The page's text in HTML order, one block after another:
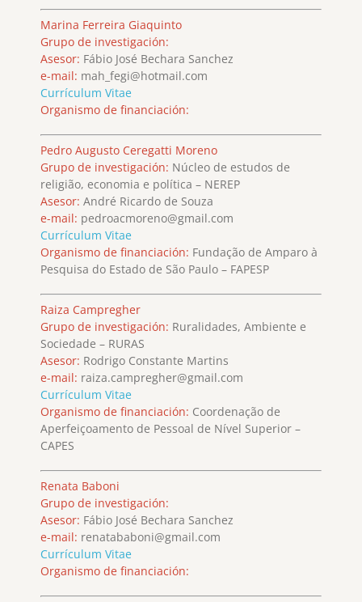
Marina Ferreira Giaquinto
Grupo de investigación:
Asesor: Fábio José Bechara Sanchez
e-mail: mah_fegi@hotmail.com
Currículum Vitae
Organismo de financiación:
Pedro Augusto Ceregatti Moreno
Grupo de investigación: Núcleo de estudos de
religião, economia e política – NEREP
Asesor: André Ricardo de Souza
e-mail: pedroacmoreno@gmail.com
Currículum Vitae
Organismo de financiación: Fundação de Amparo à
Pesquisa do Estado de São Paulo – FAPESP
Raiza Campregher
Grupo de investigación: Ruralidades, Ambiente e
Sociedade – RURAS
Asesor: Rodrigo Constante Martins
e-mail: raiza.campregher@gmail.com
Currículum Vitae
Organismo de financiación: Coordenação de
Aperfeiçoamento de Pessoal de Nível Superior –
CAPES
Renata Baboni
Grupo de investigación:
Asesor: Fábio José Bechara Sanchez
e-mail: renatababoni@gmail.com
Currículum Vitae
Organismo de financiación: